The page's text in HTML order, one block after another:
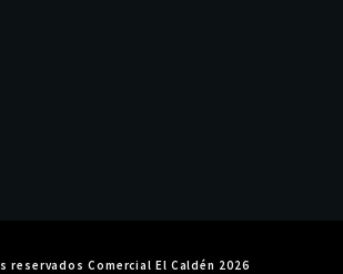
reservados Comercial El Caldén 2026